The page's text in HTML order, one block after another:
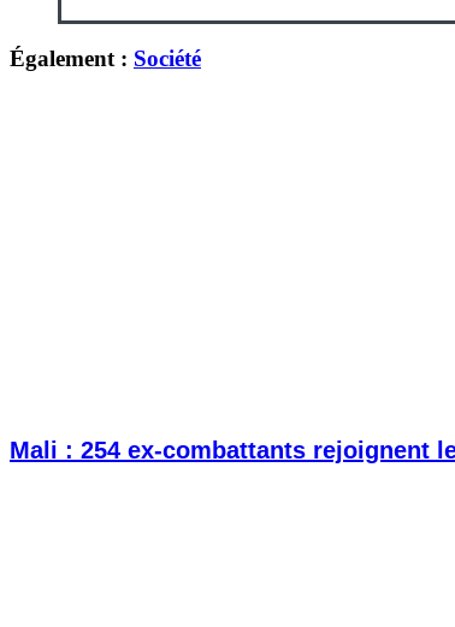
Également : Société
Mali : 254 ex-combattants rejoignent